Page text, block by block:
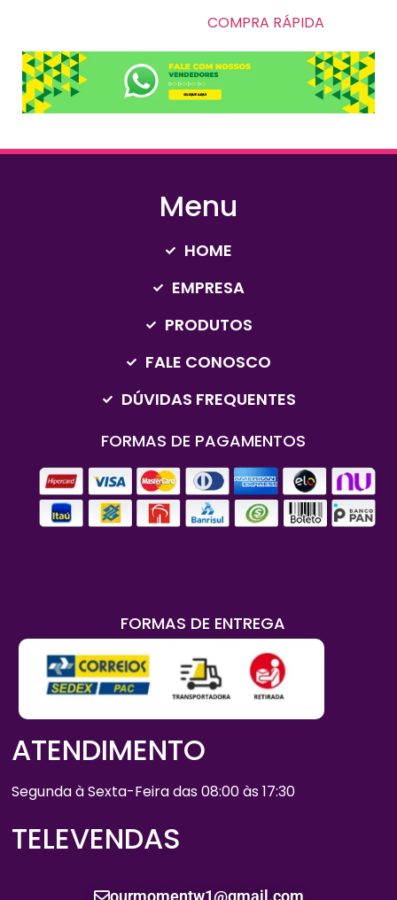
COMPRA RÁPIDA
Menu
HOME
EMPRESA
PRODUTOS
FALE CONOSCO
DÚVIDAS FREQUENTES
FORMAS DE PAGAMENTOS
FORMAS DE ENTREGA
ATENDIMENTO
Segunda à Sexta-Feira das 08:00 às 17:30
TELEVENDAS
ourmomentw1@gmail.com